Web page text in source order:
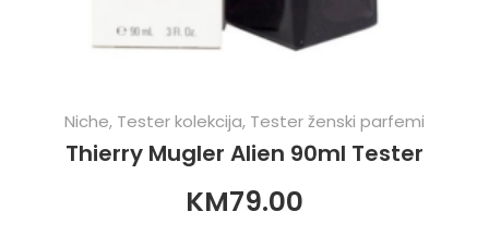
Niche, Tester kolekcija, Tester ženski parfemi
Thierry Mugler Alien 90ml Tester
KM79.00